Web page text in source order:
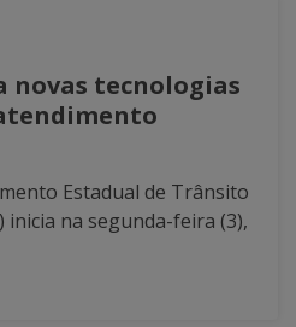
novas tecnologias
Estadual de Trânsito
inicia na segunda-feira (3),